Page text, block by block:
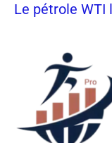
Le pétrole WTI